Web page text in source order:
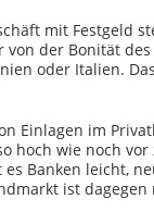
mit Festgeld
von der Bonität
oder Italien.
Einlagen im
hoch wie noch
Banken leicht,
ist